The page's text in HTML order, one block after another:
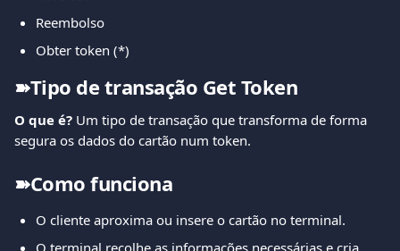
Reembolso
Obter token (*)
➽Tipo de transação Get Token
O que é? Um tipo de transação que transforma de forma
segura os dados do cartão num token.
➽Como funciona
O cliente aproxima ou insere o cartão no terminal.
O terminal recolhe as informações necessárias e cria